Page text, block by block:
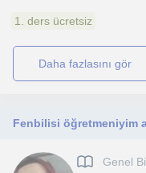
1. ders ücretsiz
daha fazlasını gör
Genel